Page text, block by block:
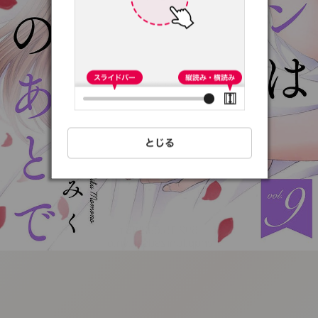
:692.15.692.46:t-